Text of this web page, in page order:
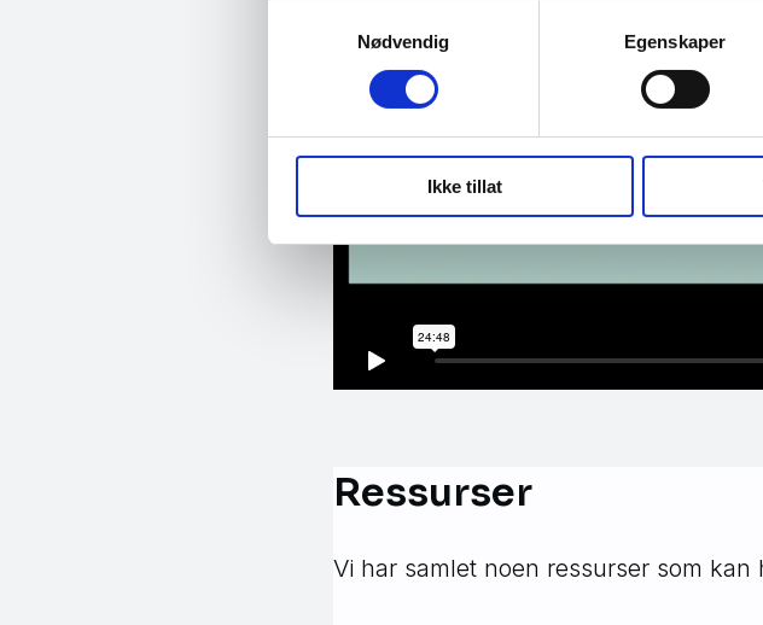
Nødvendig
Egenskaper
Ikke tillat
Ressurser
Vi har samlet noen ressurser som